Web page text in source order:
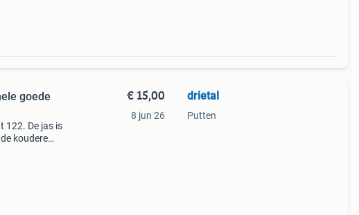
goede
122. De jas is
koudere
€ 15,00
8 jun 26
drietal
Putten